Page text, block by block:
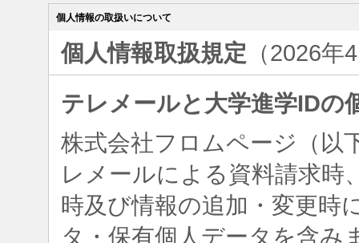
個人情報の取扱いについて
個人情報取扱規定 （2026
テレメールと大学進学IDの
株式会社フロムページ（以
レメールによる資料請求時
時及び情報の追加・変更時
タ・保有個人データを含み